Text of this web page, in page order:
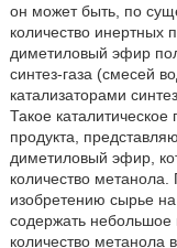
он может быть, по
количество
диметиловый эфир
синтез-газа (смесей
катализаторами
Такое
продукта,
диметиловый эфир,
количество
изобретению сырье
содержать небольшое
количество метанола